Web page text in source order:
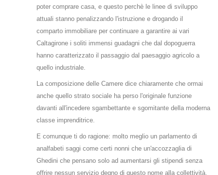
poter comprare casa, e questo perchè le linee di sviluppo
attuali stanno penalizzando l'istruzione e drogando il
comparto immobiliare per continuare a garantire ai vari
Caltagirone i soliti immensi guadagni che dal dopoguerra
hanno caratterizzato il passaggio dal paesaggio agricolo a
quello industriale.
La composizione delle Camere dice chiaramente che ormai
anche quello strato sociale ha perso l'originale funzione
davanti all'incedere sgambettante e sgomitante della moderna
classe imprenditrice.
E comunque ti do ragione: molto meglio un parlamento di
analfabeti saggi come certi nonni che un'accozzaglia di
Ghedini che pensano solo ad aumentarsi gli stipendi senza
offrire nessun servizio degno di questo nome alla collettività.